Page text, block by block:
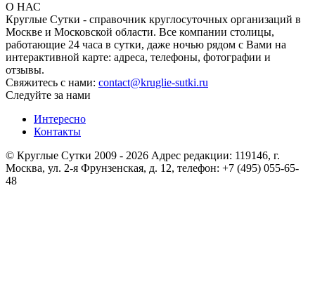
О НАС
Круглые Сутки - справочник круглосуточных организаций в
Москве и Московской области. Все компании столицы,
работающие 24 часа в сутки, даже ночью рядом с Вами на
интерактивной карте: адреса, телефоны, фотографии и
отзывы.
Свяжитесь с нами: contact@kruglie-sutki.ru
Следуйте за нами
Интересно
Контакты
© Круглые Сутки 2009 - 2026 Адрес редакции: 119146, г.
Москва, ул. 2-я Фрунзенская, д. 12, телефон: +7 (495) 055-65-
48